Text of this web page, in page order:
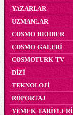
YAZARLAR
UZMANLAR
COSMO REHBER
COSMO GALERİ
COSMOTURK TV
DİZİ
TEKNOLOJİ
RÖPORTAJ
YEMEK TARİFLERİ